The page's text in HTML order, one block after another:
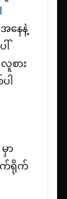
နေနဲ့
စား
ါ
မှာ
က်ရိုက်